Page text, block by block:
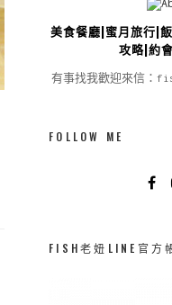
美食餐廳|蜜月旅行|
攻略|約
有事找我歡迎來信：
FOLLOW ME
FISH老妞LINE官方